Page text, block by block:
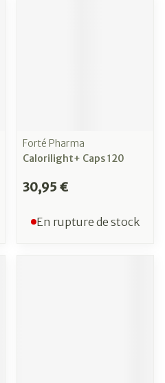
Forté Pharma
Calorilight+ Caps 120
30,95 €
En rupture de stock